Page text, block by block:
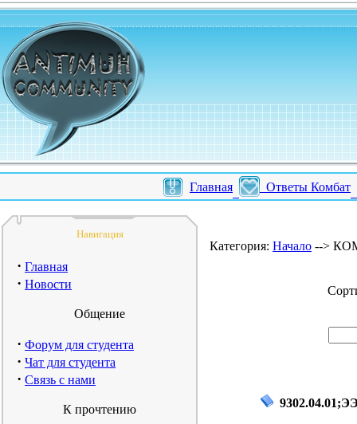
Главная Ответы Комбат
Навигация
· Главная
· Новости
Общение
· Форум для студента
· Чат для студента
· Связь с нами
К прочтению
Категория: Начало -->